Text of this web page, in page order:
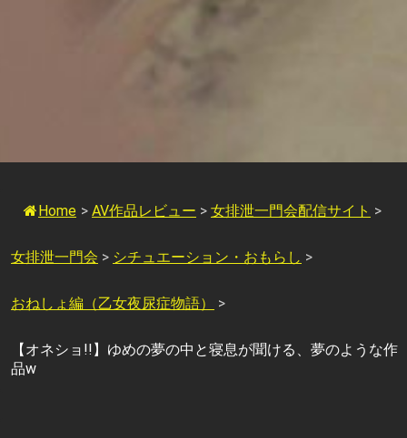
Home > AV作品レビュー > 女排泄一門会配信サイト >
女排泄一門会 > シチュエーション・おもらし >
おねしょ編（乙女夜尿症物語） >
【オネショ!!】ゆめの夢の中と寝息が聞ける、夢のような作
品w